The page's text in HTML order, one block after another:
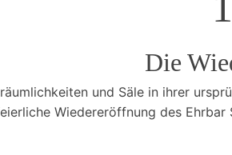
Die
und Säle in ihrer
Wiedereröffnung des